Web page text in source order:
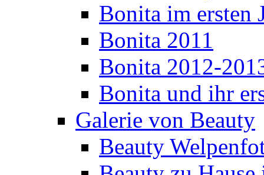
Bonita im ersten
Bonita 2011
Bonita 2012-
Bonita und ihr
Galerie von Beauty
Beauty